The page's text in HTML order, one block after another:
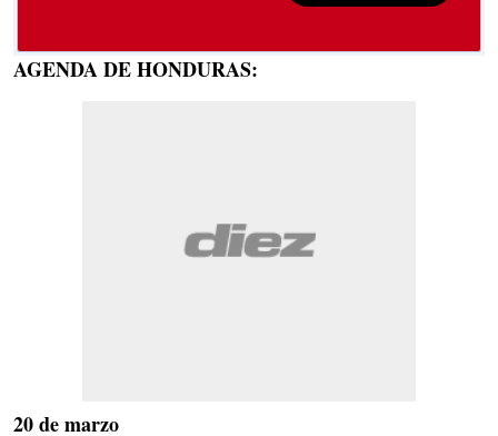
AGENDA DE HONDURAS:
20 de marzo